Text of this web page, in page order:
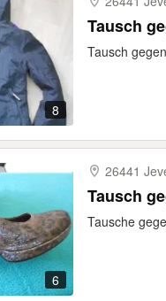
8
Tausch
Tausch
6
26441
Tausch
Tausche